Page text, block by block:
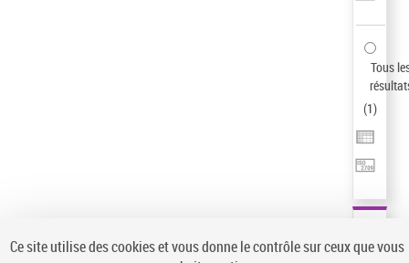
Tous
(1)
Ce site utilise des cookies et vous donne le contrôle sur ceux que vous